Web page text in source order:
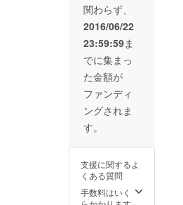
関わらず、
2016/06/22
23:59:59ま
でに集まっ
た金額が
ファンディ
ングされま
す。
支援に関するよ
くある質問
手数料はいく